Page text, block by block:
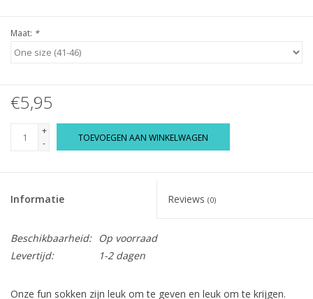
Maat: *
€5,95
+
-
TOEVOEGEN AAN WINKELWAGEN
Informatie Reviews (0)
Beschikbaarheid:
Op voorraad
Levertijd:
1-2 dagen
Onze fun sokken zijn leuk om te geven en leuk om te krijgen.